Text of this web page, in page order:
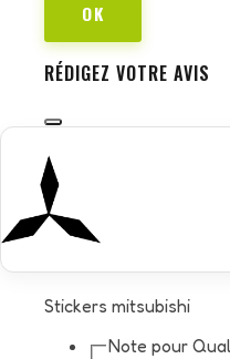
OK
RÉDIGEZ VOTRE AVIS
Stickers mitsubishi
Note pour